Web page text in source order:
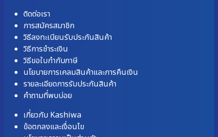
ติดต่อเรา
การสมัครสมาชิก
วิธีลงทะเบียนรับประกันสินค้า
วิธีการชำระเงิน
วิธีขอใบกำกับภาษี
นโยบายการเคลมสินค้าและการคืนเงิน
รายละเอียดการรับประกันสินค้า
คำถามที่พบบ่อย
เกี่ยวกับ Kashiwa
ข้อตกลงและเงื่อนไข